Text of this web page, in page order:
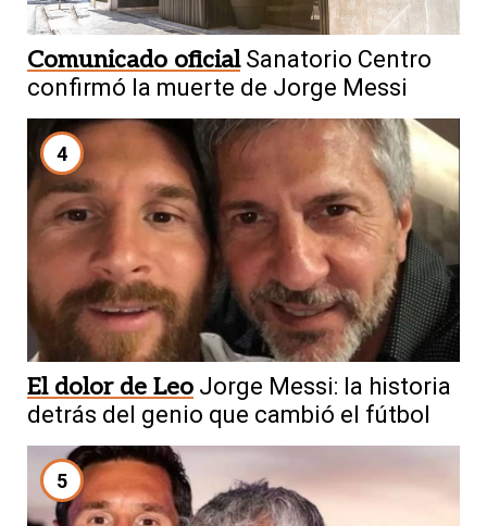
Comunicado oficial Sanatorio Centro
confirmó la muerte de Jorge Messi
4
El dolor de Leo Jorge Messi: la historia
detrás del genio que cambió el fútbol
5